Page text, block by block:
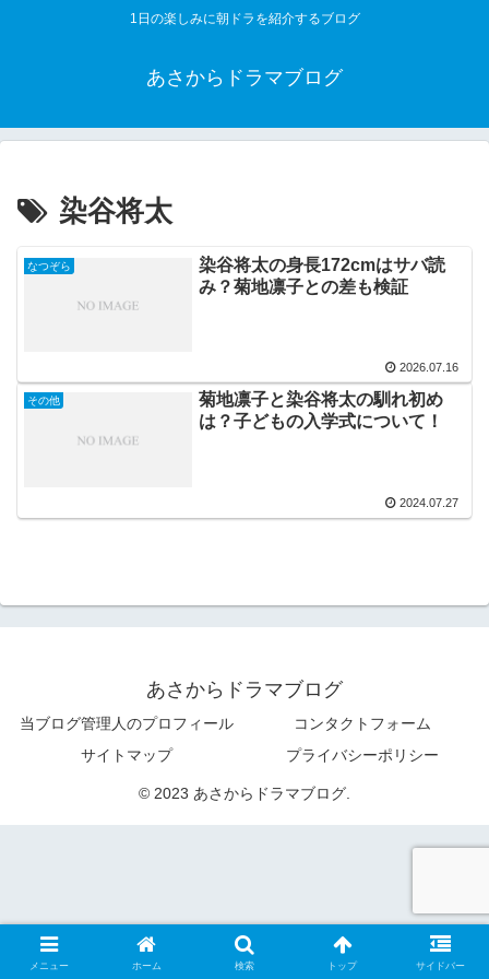
1日の楽しみに朝ドラを紹介するブログ
あさからドラマブログ
染谷将太
なつぞら
染谷将太の身長172cmはサバ読
み？菊地凛子との差も検証
2026.07.16
その他
菊地凛子と染谷将太の馴れ初め
は？子どもの入学式について！
2024.07.27
あさからドラマブログ
当ブログ管理人のプロフィール
コンタクトフォーム
サイトマップ
プライバシーポリシー
© 2023 あさからドラマブログ.
メニュー ホーム 検索 トップ サイドバー